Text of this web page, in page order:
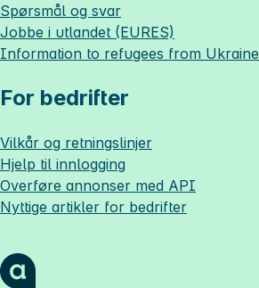
Spørsmål og svar
Jobbe i utlandet (EURES)
Information to refugees from Ukraine
For bedrifter
Vilkår og retningslinjer
Hjelp til innlogging
Overføre annonser med API
Nyttige artikler for bedrifter